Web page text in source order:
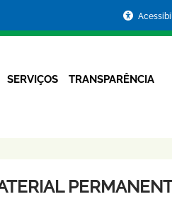
SERVIÇOS TRANSPARÊNCIA